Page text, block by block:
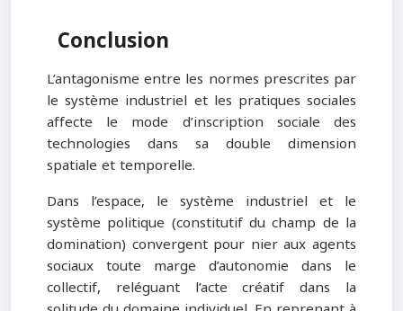
Conclusion
L’antagonisme entre les normes prescrites par
le système industriel et les pratiques sociales
affecte le mode d’inscription sociale des
technologies dans sa double dimension
spatiale et temporelle.
Dans l’espace, le système industriel et le
système politique (constitutif du champ de la
domination) convergent pour nier aux agents
sociaux toute marge d’autonomie dans le
collectif, reléguant l’acte créatif dans la